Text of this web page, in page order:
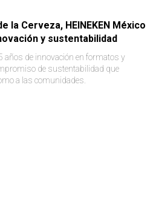
la Cerveza, HEINEKEN México
y sustentabilidad
años de innovación en formatos y
de sustentabilidad que
a las comunidades.